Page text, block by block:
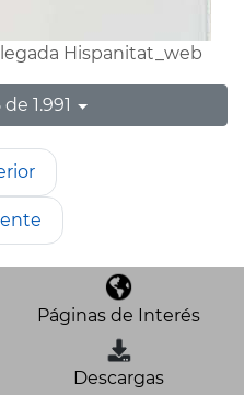
Hispanitat_web
1.991
Páginas de Interés
Descargas